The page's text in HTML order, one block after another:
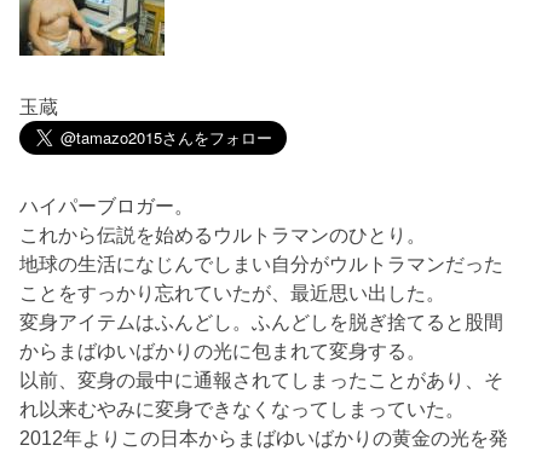
玉蔵
ハイパーブロガー。
これから伝説を始めるウルトラマンのひとり。
地球の生活になじんでしまい自分がウルトラマンだった
ことをすっかり忘れていたが、最近思い出した。
変身アイテムはふんどし。ふんどしを脱ぎ捨てると股間
からまばゆいばかりの光に包まれて変身する。
以前、変身の最中に通報されてしまったことがあり、そ
れ以来むやみに変身できなくなってしまっていた。
2012年よりこの日本からまばゆいばかりの黄金の光を発